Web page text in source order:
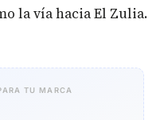
la vía hacia El Zulia.
TU MARCA